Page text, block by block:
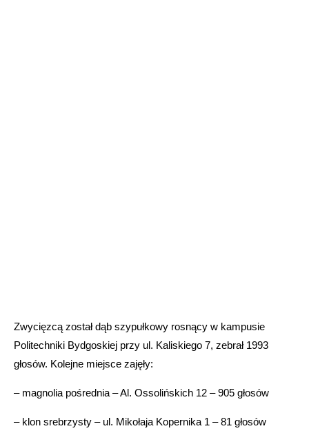
Zwycięzcą został dąb szypułkowy rosnący w kampusie
Politechniki Bydgoskiej przy ul. Kaliskiego 7, zebrał 1993
głosów. Kolejne miejsce zajęły:
– magnolia pośrednia – Al. Ossolińskich 12 – 905 głosów
– klon srebrzysty – ul. Mikołaja Kopernika 1 – 81 głosów